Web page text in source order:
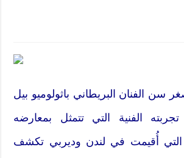
سن الفنان البريطاني باثولوميو بيل
أن تجربته الفنية التي تتمثل بمعارضه
التي أُقيمت في لندن وديربي تكشف